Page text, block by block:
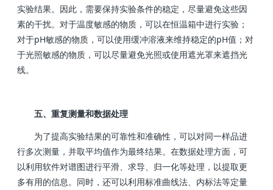
实验结果。因此，需要保持实验条件的稳定，尽量避免这些因
素的干扰。对于温度敏感的物质，可以在恒温箱中进行实验；
对于pH敏感的物质，可以使用缓冲溶液来维持稳定的pH值；对
于光照敏感的物质，可以尽量避免光照或使用遮光罩来遮挡光
线。
五、重复测量和数据处理
为了提高实验结果的可靠性和准确性，可以对同一样品进
行多次测量，并取平均值作为最终结果。在数据处理方面，可
以利用软件对谱图进行平滑、求导、归一化等处理，以提取更
多有用的信息。同时，还可以利用标准曲线法、内标法等定量